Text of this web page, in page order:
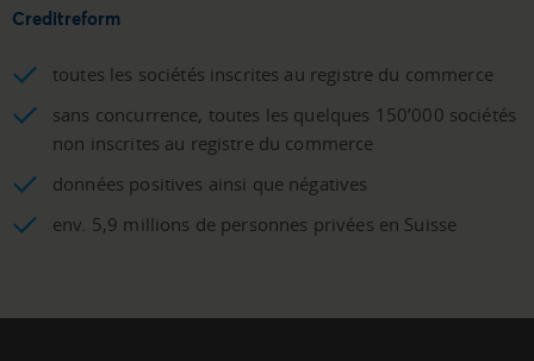
Creditreform
toutes les sociétés inscrites au registre du commerce
sans concurrence, toutes les quelques 150’000 sociétés
non inscrites au registre du commerce
données positives ainsi que négatives
env. 5,9 millions de personnes privées en Suisse